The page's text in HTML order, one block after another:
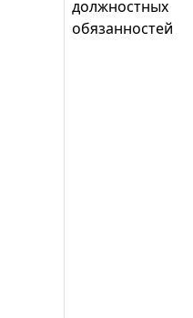
должностных
обязанностей